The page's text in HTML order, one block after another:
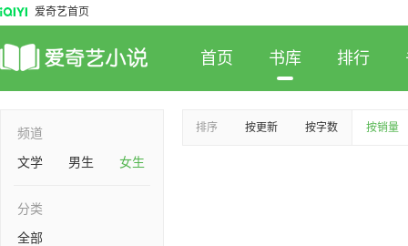
爱奇艺首页
首页 书库 排行
频道
文学
男生 女生
分类
全部
排序 按更新 按字数 按销量